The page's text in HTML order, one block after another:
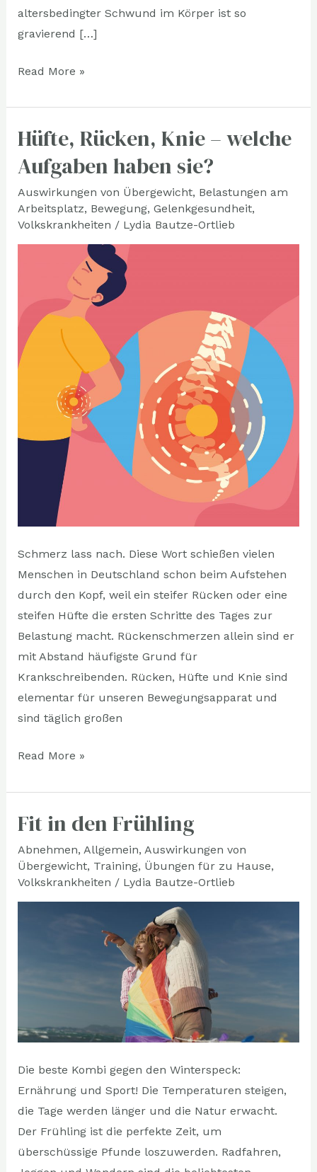
altersbedingter Schwund im Körper ist so
gravierend […]
Read More »
Hüfte, Rücken, Knie – welche
Aufgaben haben sie?
Auswirkungen von Übergewicht, Belastungen am
Arbeitsplatz, Bewegung, Gelenkgesundheit,
Volkskrankheiten / Lydia Bautze-Ortlieb
Schmerz lass nach. Diese Wort schießen vielen
Menschen in Deutschland schon beim Aufstehen
durch den Kopf, weil ein steifer Rücken oder eine
steifen Hüfte die ersten Schritte des Tages zur
Belastung macht. Rückenschmerzen allein sind er
mit Abstand häufigste Grund für
Krankschreibenden. Rücken, Hüfte und Knie sind
elementar für unseren Bewegungsapparat und
sind täglich großen
Hüfte,
Knie
–
welche
Read More »
Fit in den Frühling
Abnehmen, Allgemein, Auswirkungen von
Übergewicht, Training, Übungen für zu Hause,
Volkskrankheiten / Lydia Bautze-Ortlieb
Die beste Kombi gegen den Winterspeck:
Ernährung und Sport! Die Temperaturen steigen,
die Tage werden länger und die Natur erwacht.
Der Frühling ist die perfekte Zeit, um
überschüssige Pfunde loszuwerden. Radfahren,
Fit
den
Frühling